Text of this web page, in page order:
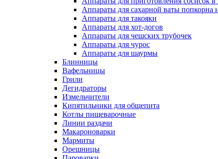
Аппараты для сахарной ваты попкорна
Аппараты для такояки
Аппараты для хот-догов
Аппараты для чешских трубочек
Аппараты для чурос
Аппараты для шаурмы
Блинницы
Вафельницы
Грили
Дегидраторы
Измельчители
Кипятильники для общепита
Котлы пищеварочные
Линии раздачи
Макароноварки
Мармиты
Орешницы